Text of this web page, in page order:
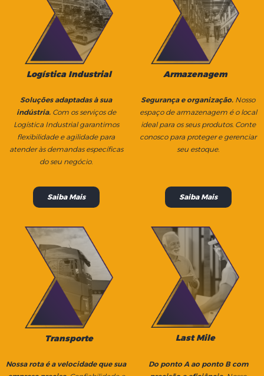
Logística Industrial Armazenagem
Soluções adaptadas à sua
indústria.Com os serviços de
Logística Industrial garantimos
flexibilidade e agilidade para
atender às demandas específicas
do seu negócio.
Segurança e organização. Nosso
espaço de armazenagem é o local
ideal para os seus produtos. Conte
conosco para proteger e gerenciar
seu estoque.
Saiba Mais Saiba Mais
Transporte Last Mile
Nossa rota é a velocidade que sua
Do ponto A ao ponto B com